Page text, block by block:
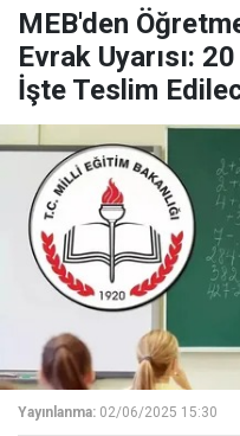
MEB'den
Evrak Uyarısı:
İşte Teslim
Yayınlanma: 02/06/2025 15:30